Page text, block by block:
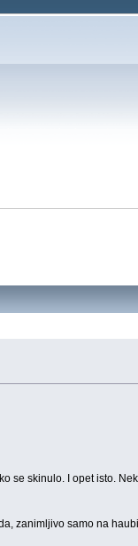
se skinulo. I opet isto.
zanimljivo samo na